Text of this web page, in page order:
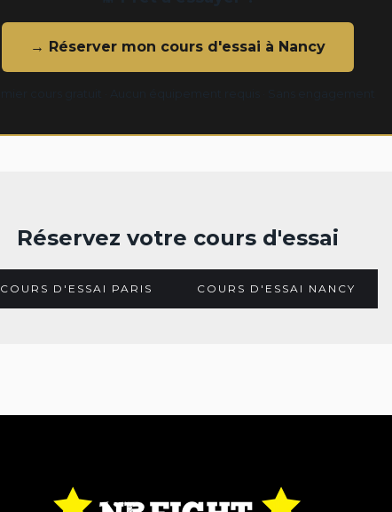
→ Réserver mon cours d'essai à Nancy
Réservez votre cours d'essai
COURS D'ESSAI PARIS COURS D'ESSAI NANCY